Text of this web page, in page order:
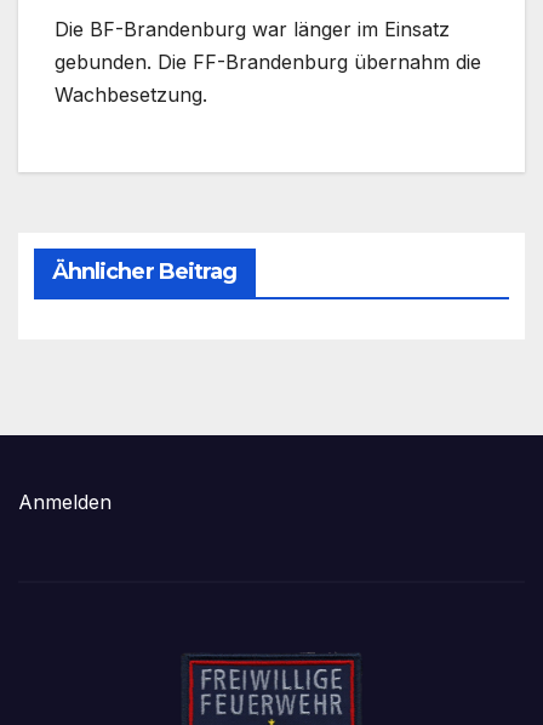
Die BF-Brandenburg war länger im Einsatz
gebunden. Die FF-Brandenburg übernahm die
Wachbesetzung.
Ähnlicher Beitrag
Anmelden